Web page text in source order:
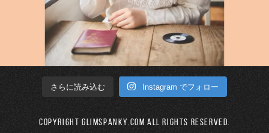
さらに読み込む Instagram でフォロー
Copyright GLIMSPANKY.COM All Rights Reserved.